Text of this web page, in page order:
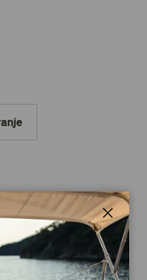
mijn bestelling